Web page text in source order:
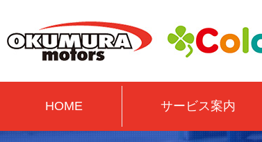
HOME サービス案内